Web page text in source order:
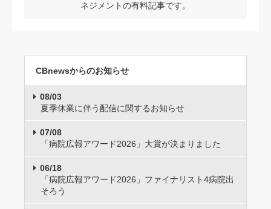
ネジメントの有料記事です。
CBnewsからのお知らせ
08/03
夏季休業に伴う配信に関するお知らせ
07/08
「病院広報アワード2026」大賞が決まりました
06/18
「病院広報アワード2026」ファイナリスト4病院出
そろう